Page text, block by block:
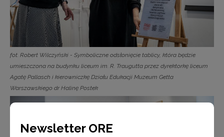
fot. Robert Wilczyński - Symboliczne odsłonięcie tablicy, która będzie
umieszczona na budynku liceum im. R. Traugutta przez dyrektorkę liceum
Agatę Pallasch i kierowniczkę Działu Edukacji Muzeum Getta
Warszawskiego dr Halinę Postek
Newsletter ORE